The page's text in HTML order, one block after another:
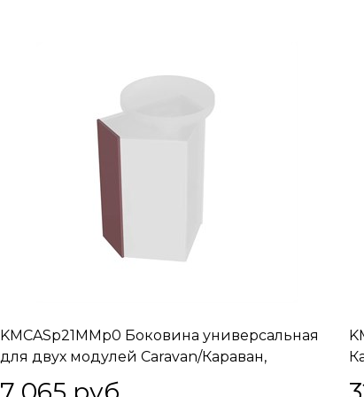
KMCASp21MMp0 Боковина универсальная
для двух модулей Caravan/Караван,
марокканский гранатовый